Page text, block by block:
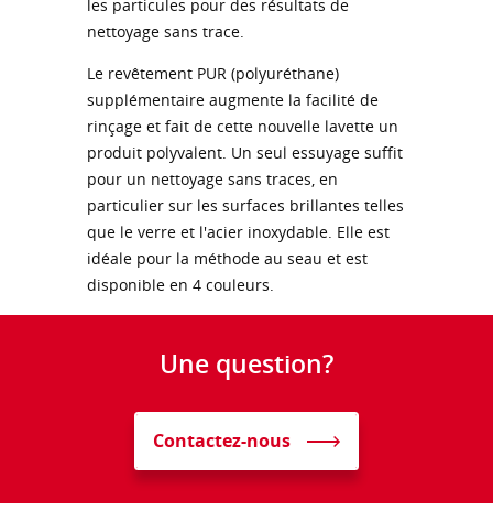
les particules pour des résultats de
nettoyage sans trace.
Le revêtement PUR (polyuréthane)
supplémentaire augmente la facilité de
rinçage et fait de cette nouvelle lavette un
produit polyvalent. Un seul essuyage suffit
pour un nettoyage sans traces, en
particulier sur les surfaces brillantes telles
que le verre et l'acier inoxydable. Elle est
idéale pour la méthode au seau et est
disponible en 4 couleurs.
Une question?
Contactez-nous